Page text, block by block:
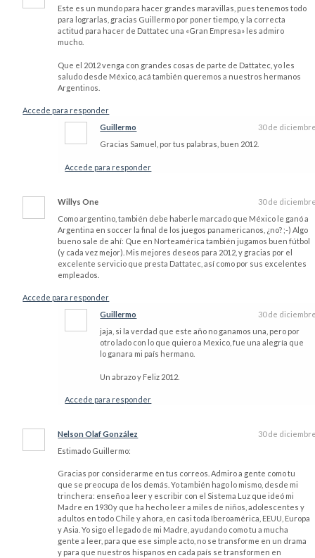
Este es un mundo para hacer grandes maravillas, pues tenemos todo
para lograrlas, gracias Guillermo por poner tiempo, y la correcta
actitud para hacer de Dattatec una «Gran Empresa» les admiro
mucho.
Que el 2012 venga con grandes cosas de parte de Dattatec, yo les
saludo desde México, acá también queremos a nuestros hermanos
Argentinos.
Accede para responder
Guillermo
30 de
Gracias Samuel, por tus palabras, buen 2012.
Accede para responder
Willys One
30 de
Como argentino, también debe haberle marcado que México le ganó a
Argentina en soccer la final de los juegos panamericanos, ¿no? ;-) Algo
bueno sale de ahí: Que en Norteamérica también jugamos buen fútbol
(y cada vez mejor). Mis mejores deseos para 2012, y gracias por el
excelente servicio que presta Dattatec, así como por sus excelentes
empleados.
Accede para responder
Guillermo
30 de
jaja, si la verdad que este año no ganamos una, pero por
otro lado con lo que quiero a Mexico, fue una alegría que
lo ganara mi país hermano.
Un abrazo y Feliz 2012.
Accede para responder
Nelson Olaf González
30 de
Estimado Guillermo:
Gracias por considerarme en tus correos. Admiro a gente como tu
que se preocupa de los demás. Yo también hago lo mismo, desde mi
trinchera: enseño a leer y escribir con el Sistema Luz que ideó mi
Madre en 1930 y que ha hecho leer a miles de niños, adolescentes y
adultos en todo Chile y ahora, en casi toda Iberoamérica, EEUU, Europa
y Asia. Yo sigo el legado de mi Madre, ayudando como tu a mucha
gente a leer, para que ese simple acto, no se transforme en un drama
y para que nuestros hispanos en cada país se transformen en